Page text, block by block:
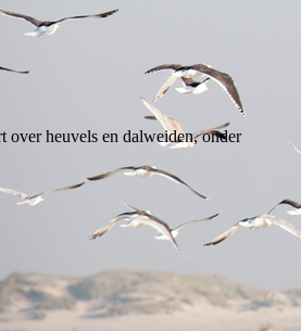
over heuvels en dalweiden, onder